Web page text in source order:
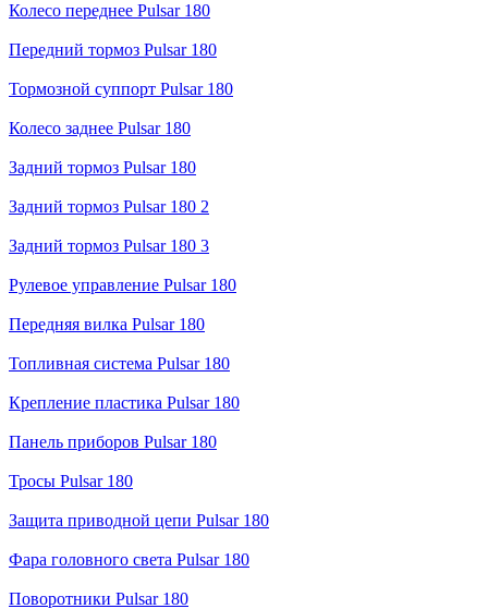
Колесо переднее Pulsar 180
Передний тормоз Pulsar 180
Тормозной суппорт Pulsar 180
Колесо заднее Pulsar 180
Задний тормоз Pulsar 180
Задний тормоз Pulsar 180 2
Задний тормоз Pulsar 180 3
Рулевое управление Pulsar 180
Передняя вилка Pulsar 180
Топливная система Pulsar 180
Крепление пластика Pulsar 180
Панель приборов Pulsar 180
Тросы Pulsar 180
Защита приводной цепи Pulsar 180
Фара головного света Pulsar 180
Поворотники Pulsar 180